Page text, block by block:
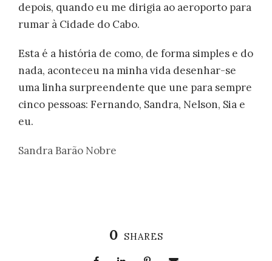
depois, quando eu me dirigia ao aeroporto para
rumar à Cidade do Cabo.
Esta é a história de como, de forma simples e do
nada, aconteceu na minha vida desenhar-se
uma linha surpreendente que une para sempre
cinco pessoas: Fernando, Sandra, Nelson, Sia e
eu.
Sandra Barão Nobre
0 SHARES